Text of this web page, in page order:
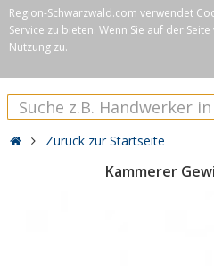
Region-Schwarzwald.com verwendet
Service zu bieten. Wenn Sie auf der
Nutzung zu.
Zurück zur Startseite
Kammerer